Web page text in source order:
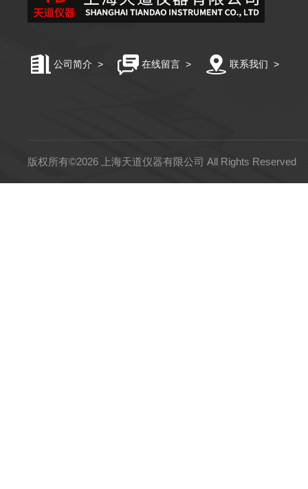
公司简介 > 在线留言 > 联系我们 >
版权所有©2026 上海天道仪器有限公司 All Rights Reserved